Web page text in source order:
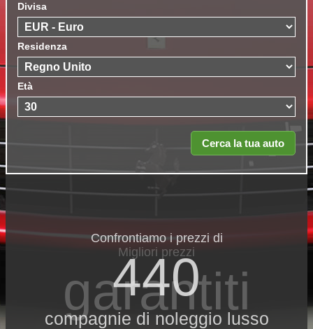
Divisa
Residenza
Età
Confrontiamo i prezzi di
440
compagnie di noleggio lusso
Migliori prezzi
garantiti